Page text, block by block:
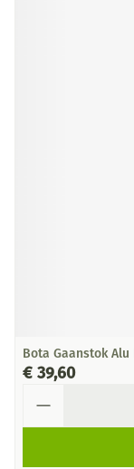
Bota Gaanstok
€ 39,60